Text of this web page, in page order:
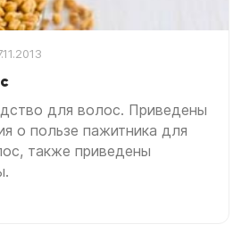
для волос. Приведены
о пользе пажитника для
также приведены